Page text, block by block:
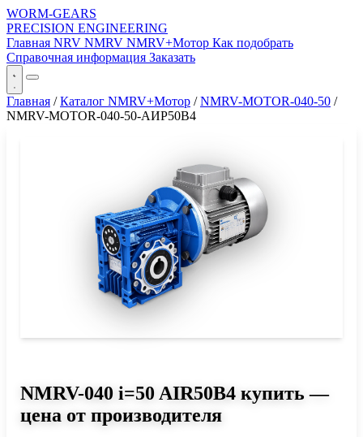
WORM-GEARS
PRECISION ENGINEERING
Главная NRV NMRV NMRV+Мотор Как подобрать
Справочная информация Заказать
Главная / Каталог NMRV+Мотор / NMRV-MOTOR-040-50 /
NMRV-MOTOR-040-50-АИР50B4
NMRV-040 i=50 AIR50B4 купить —
цена от производителя